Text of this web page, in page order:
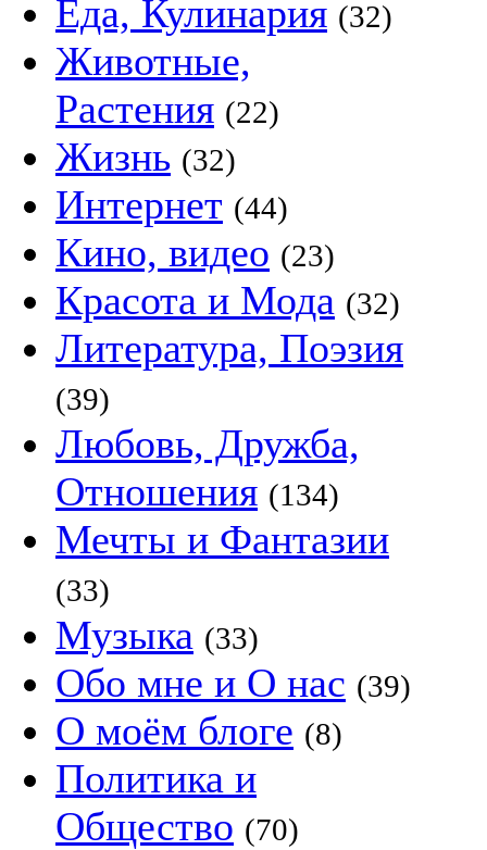
Еда, Кулинария (32)
Животные,
Растения (22)
Жизнь (32)
Интернет (44)
Кино, видео (23)
Красота и Мода (32)
Литература, Поэзия
(39)
Любовь, Дружба,
Отношения (134)
Мечты и Фантазии
(33)
Музыка (33)
Обо мне и О нас (39)
О моём блоге (8)
Политика и
Общество (70)